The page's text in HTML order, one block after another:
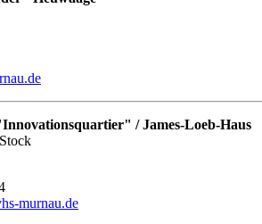
/ James-Loeb-Haus
murnau.de